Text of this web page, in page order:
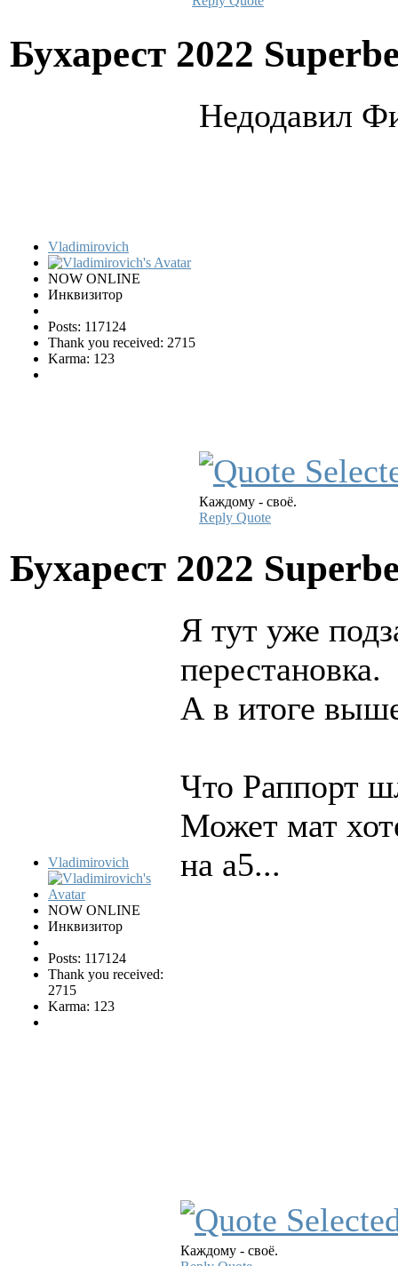
Бухарест 2022
Vladimirovich
NOW ONLINE
Инквизитор
Posts: 117124
Thank you received: 2715
Karma: 123
Недодавил
Каждому - своё.
Reply Quote
Бухарест 2022
Vladimirovich
NOW ONLINE
Инквизитор
Posts: 117124
Thank you received:
2715
Karma: 123
Я тут уже
перестановка.
А в итоге
Что Раппорт
Может мат
на a5...
Каждому - своё.